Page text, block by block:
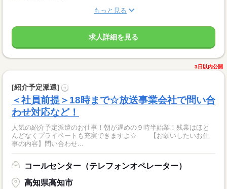
もっと見る
求人詳細を見る
3日以内公開
[紹介予定派遣] ?
＜社員前提＞18時まで☆放送事業会社で問い合
わせ対応など！
人気の紹介予定派遣のお仕事！朝が遅めの９時半始業！残業はほと
んどなくプライベートも充実できますよ☆ 【お願いしたいお仕
事の内容】問い合わせ...
コールセンター（テレフォンオペレーター）
高知県高知市